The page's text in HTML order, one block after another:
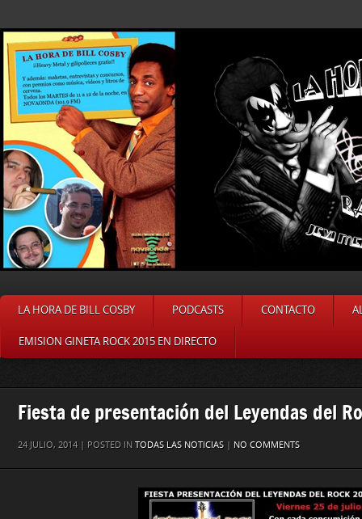
LA HORA DE BILL COSBY PODCASTS CONTACTO
EMISION GINETA ROCK 2015 EN DIRECTO
Fiesta de presentación del Leyendas del
24 JULIO, 2014 | POSTED IN TODAS LAS NOTICIAS | NO COMMENTS